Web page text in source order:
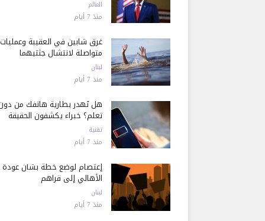
العالم
منذ 7 أيام
غرق شابين في العقيبة وعمليات
متواصلة لانتشال جثتيهما
لبنان
منذ 7 أيام
هل تُهدر بطارية هاتفك من
تعلم؟ خبراء يكشفون الحقيقة
تقنية
منذ 7 أيام
إعتصام لوضع خطة بشأن عودة
الأهالي إلى قراهم
لبنان
منذ 7 أيام